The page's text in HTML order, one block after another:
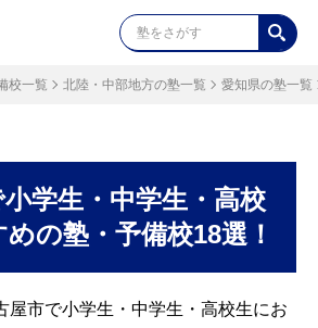
校一覧 北陸・中部地方の塾一覧 愛知県の塾一覧
学生・中学生・高校
の塾・予備校18選！
屋市で小学生・中学生・高校生にお